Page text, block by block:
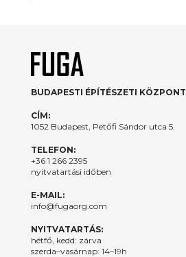
BUDAPESTI ÉPÍTÉSZETI KÖZPONT
CÍM:
1052 Budapest, Petőfi Sándor utca 5.
TELEFON:
+36 1 266 2395
nyitvatartási időben
E-MAIL:
info@fugaorg.com
NYITVATARTÁS:
hétfő, kedd: zárva
szerda–vasárnap: 14–19h